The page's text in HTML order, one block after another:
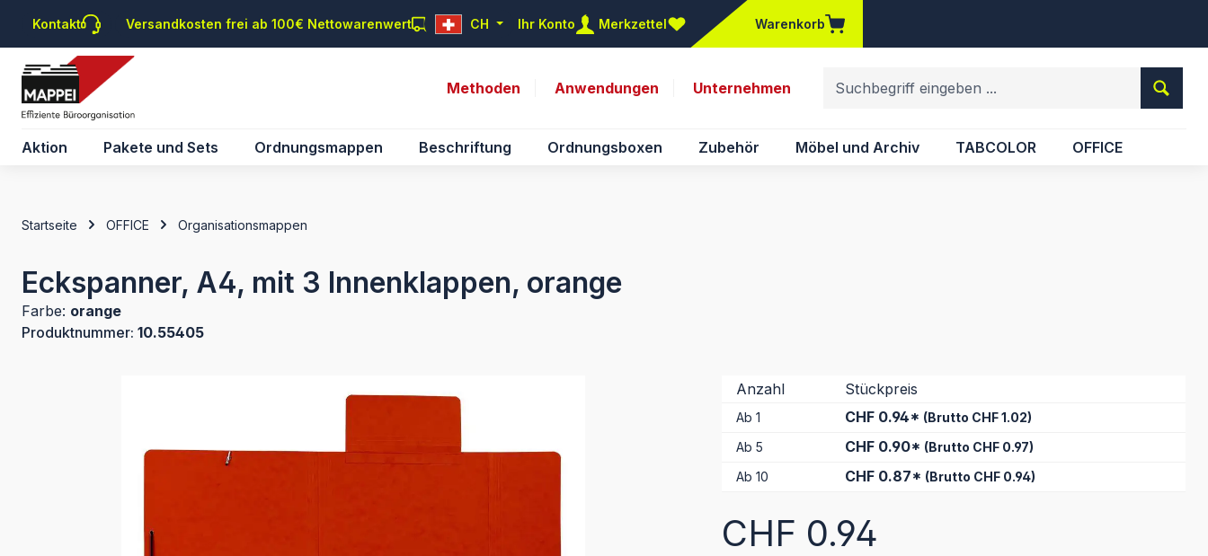
Hauptinhalt springen
Zur Suche springen
Zur Hauptnavigation springen
Kontakt Versandkosten frei ab 100€ Nettowarenwert CH Ihr Konto Merkzettel
Du hast 0 Produkte auf dem Merkzettel
Warenkorb
Methoden Anwendungen Unternehmen
Aktion Pakete und Sets Ordnungsmappen Beschriftung Ordnungsboxen Zubehör Möbel und Archiv TABCOLOR OFFICE
Startseite OFFICE Organisationsmappen
Eckspanner, A4, mit 3 Innenklappen, orange
Farbe: orange
Produktnummer: 10.55405
Anzahl Stückpreis
Ab1 CHF 0.94* (Brutto CHF 1.02)
Ab5 CHF 0.90* (Brutto CHF 0.97)
Ab10 CHF 0.87* (Brutto CHF 0.94)
Regulärer Preis:
CHF 0.94